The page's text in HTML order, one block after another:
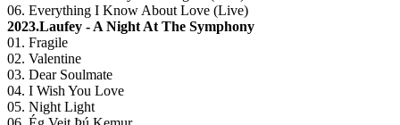
06. Everything I Know About Love (Live)
2023.Laufey - A Night At The Symphony
01. Fragile
02. Valentine
03. Dear Soulmate
04. I Wish You Love
05. Night Light